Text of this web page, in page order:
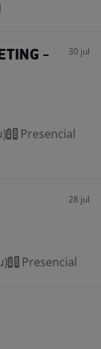
-
30 jul
Presencial
28 jul
Presencial